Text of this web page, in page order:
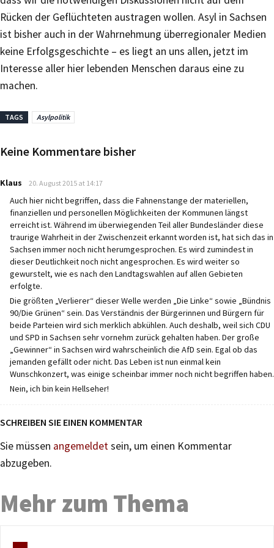
Rücken der Geflüchteten austragen wollen. Asyl in Sachsen
ist bisher auch in der Wahrnehmung überregionaler Medien
keine Erfolgsgeschichte – es liegt an uns allen, jetzt im
Interesse aller hier lebenden Menschen daraus eine zu
machen.
TAGS Asylpolitik
Keine Kommentare bisher
Klaus says:
20. August 2015 at 14:17
Auch hier nicht begriffen, dass die Fahnenstange der materiellen,
finanziellen und personellen Möglichkeiten der Kommunen längst
erreicht ist. Während im überwiegenden Teil aller Bundesländer diese
traurige Wahrheit in der Zwischenzeit erkannt worden ist, hat sich das in
Sachsen immer noch nicht herumgesprochen. Es wird zumindest in
dieser Deutlichkeit noch nicht angesprochen. Es wird weiter so
gewurstelt, wie es nach den Landtagswahlen auf allen Gebieten
erfolgte.
Die größten „Verlierer“ dieser Welle werden „Die Linke“ sowie „Bündnis
90/Die Grünen“ sein. Das Verständnis der Bürgerinnen und Bürgern für
beide Parteien wird sich merklich abkühlen. Auch deshalb, weil sich CDU
und SPD in Sachsen sehr vornehm zurück gehalten haben. Der große
„Gewinner“ in Sachsen wird wahrscheinlich die AfD sein. Egal ob das
jemanden gefällt oder nicht. Das Leben ist nun einmal kein
Wunschkonzert, was einige scheinbar immer noch nicht begriffen haben.
Nein, ich bin kein Hellseher!
SCHREIBEN SIE EINEN KOMMENTAR
Sie müssen angemeldetsein, um einen Kommentar
abzugeben.
Mehr zum Thema